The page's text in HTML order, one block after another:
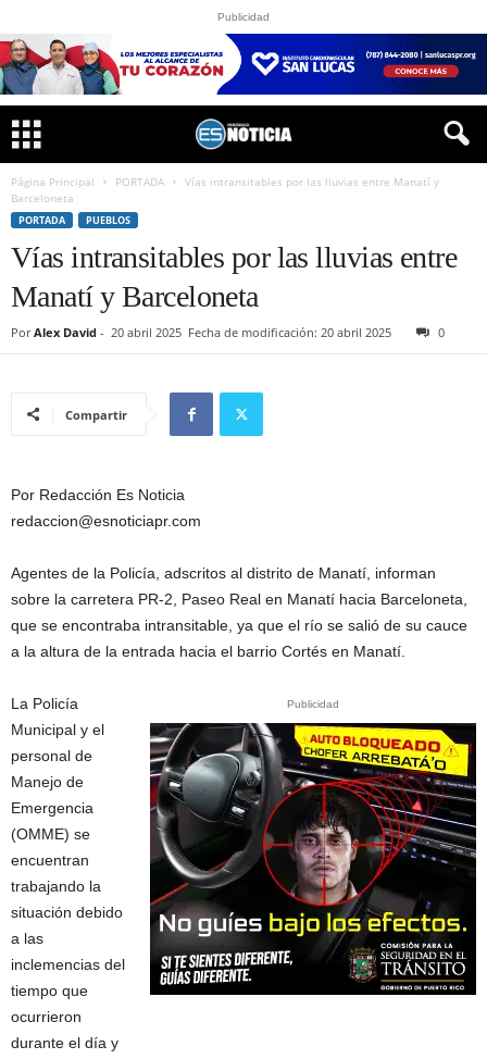
Publicidad
Página Principal PORTADA
Vías intransitables por las lluvias entre Manatí y
Barceloneta
PORTADA PUEBLOS
Vías intransitables por las lluvias entre
Manatí y Barceloneta
Por Alex David - 20 abril 2025 Fecha de modificación: 20 abril 2025 0
Compartir
Por Redacción Es Noticia
redaccion@esnoticiapr.com
Agentes de la Policía, adscritos al distrito de Manatí, informan
sobre la carretera PR-2, Paseo Real en Manatí hacia Barceloneta,
que se encontraba intransitable, ya que el río se salió de su cauce
a la altura de la entrada hacia el barrio Cortés en Manatí.
Publicidad
La Policía
Municipal y el
personal de
Manejo de
Emergencia
(OMME) se
encuentran
trabajando la
situación debido
a las
inclemencias del
tiempo que
ocurrieron
durante el día y